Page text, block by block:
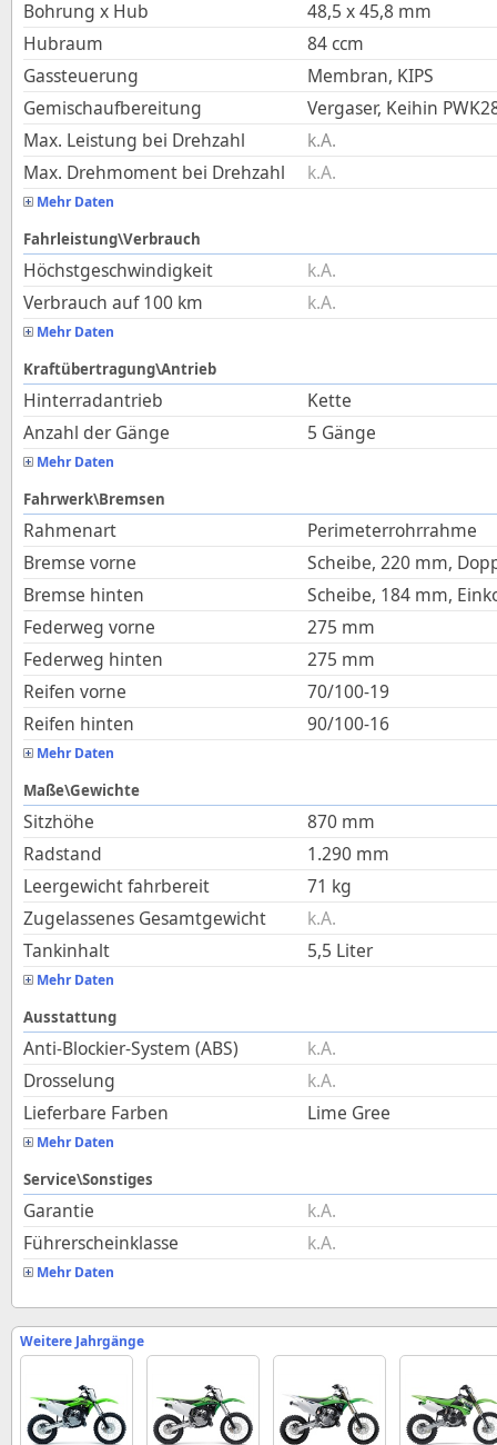
Bohrung x Hub
48,5 x45,8 mm
Hubraum
84 ccm
Gassteuerung
Membran, KIPS
Gemischaufbereitung
Vergaser, Keihin
Max. Leistung bei Drehzahl
k.A.
Max. Drehmoment bei Drehzahl
k.A.
Mehr Daten
Fahrleistung\Verbrauch
Höchstgeschwindigkeit
k.A.
Verbrauch auf 100 km
k.A.
Mehr Daten
Kraftübertragung\Antrieb
Hinterradantrieb
Kette
Anzahl der Gänge
5 Gänge
Mehr Daten
Fahrwerk\Bremsen
Rahmenart
Perimeterrohrrahme
Bremse vorne
Scheibe, 220 mm,
Bremse hinten
Scheibe, 184 mm,
Federweg vorne
275 mm
Federweg hinten
275 mm
Reifen vorne
70/100-19
Reifen hinten
90/100-16
Mehr Daten
Maße\Gewichte
Sitzhöhe 870 mm
Radstand
1.290 mm
Leergewicht fahrbereit
71 kg
Zugelassenes Gesamtgewicht
k.A.
Tankinhalt
5,5 Liter
Mehr Daten
Ausstattung
Anti-Blockier-System (ABS)
k.A.
Drosselung
k.A.
Lieferbare Farben
Lime Gree
Mehr Daten
Service\Sonstiges
Garantie
k.A.
Führerscheinklasse
k.A.
Mehr Daten
Weitere Jahrgänge